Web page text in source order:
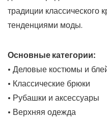
традиции классического
тенденциями моды.
Основные категории:
• Деловые костюмы и
• Классические брюки
• Рубашки и аксессуары
• Верхняя одежда